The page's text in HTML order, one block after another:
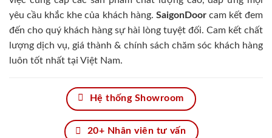
yêu cầu khắc khe của khách hàng. SaigonDoorcam kết đem
đến cho quý khách hàng sự hài lòng tuyệt đối. Cam kết chất
lượng dịch vụ, giá thành & chính sách chăm sóc khách hàng
luôn tốt nhất tại Việt Nam.
Hệ thống Showroom
20+ Nhân viên tư vấn